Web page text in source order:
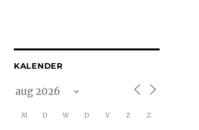
KALENDER
M D W D V Z Z